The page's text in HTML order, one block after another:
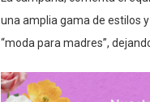
una amplia gama de estilos
“moda para madres”,